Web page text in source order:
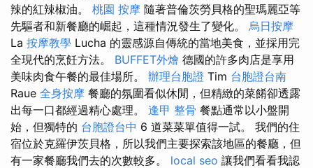
辣的紅辣椒油。 桃園 按摩 隨著普倫茨勞貝格的聖瑪麗亞等
先驅者和新餐廳的崛起，這種情況發生了變化。 烏日按摩
La 按摩教學 Lucha 的靈感源自傳統的當地美食，並採用完
全現代的烹飪方法。 BUFFET外燴 德國的許多肉店是享用
美味肉食午餐的最佳場所。 辦理台胞證 Tim 台胞證台南
Raue 全身按摩 餐廳的氛圍看似休閒，但精緻的菜餚卻透露
出每一口都經過精心處理。 逢甲 整骨 餐點通常以小盤開
始，但獨特的 台胞證台中 6 道菜菜單值得一試。 我們的住
宿位於克羅伊茨貝格，所以我們主要探索該地區的餐廳，但
有一家餐廳我們去的次數較多。 local seo 讓我們看看我認